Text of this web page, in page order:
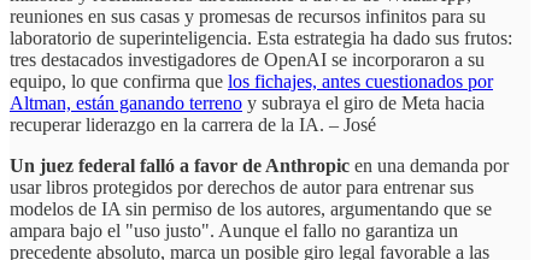
reuniones en sus casas y promesas de recursos infinitos para su
laboratorio de superinteligencia. Esta estrategia ha dado sus frutos:
tres destacados investigadores de OpenAI se incorporaron a su
equipo, lo que confirma que los fichajes, antes cuestionados por
Altman, están ganando terreno y subraya el giro de Meta hacia
recuperar liderazgo en la carrera de la IA. – José
Un juez federal falló a favor de Anthropic en una demanda por
usar libros protegidos por derechos de autor para entrenar sus
modelos de IA sin permiso de los autores, argumentando que se
ampara bajo el "uso justo". Aunque el fallo no garantiza un
precedente absoluto, marca un posible giro legal favorable a las